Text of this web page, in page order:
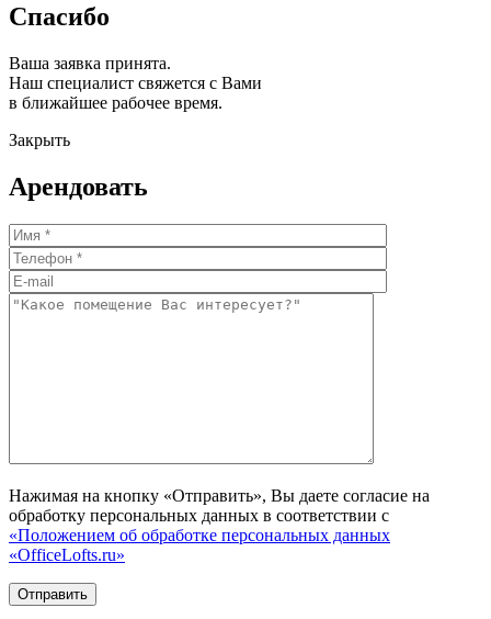
Спасибо
Ваша заявка принята.
Наш специалист свяжется с Вами
в ближайшее рабочее время.
Закрыть
Арендовать
Нажимая на кнопку «Отправить», Вы даете согласие на
обработку персональных данных в соответствии с
«Положением об обработке персональных данных
«OfficeLofts.ru»